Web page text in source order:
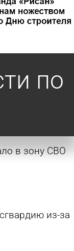
по
в зону СВО
из-за